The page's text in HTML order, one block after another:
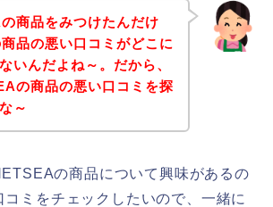
商品をみつけたんだけ
品の悪い口コミがどこに
いんだよね～。だから、
の商品の悪い口コミを探
～
の商品について興味があるの
コミをチェックしたいので、一緒に